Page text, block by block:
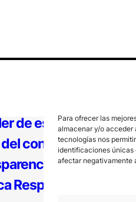
Para ofrecer las
almacenar y/o acceder
tecnologías nos
identificaciones únicas
afectar negativamente
de espacios
contratante
Responsable